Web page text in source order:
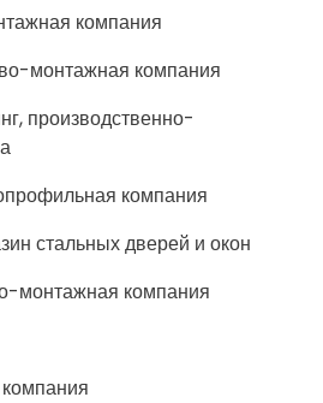
компания
монтажная компания
производственно-
компания
стальных дверей и окон
монтажная компания